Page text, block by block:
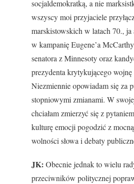
socjaldemokratką, a nie
wszyscy moi przyjaciele
marskistowskich w latach 70., ja
w kampanię Eugene’a
senatora z Minnesoty oraz
prezydenta krytykującego
Niezmiennie opowiadam się za
stopniowymi zmianami. W
chciałam zmierzyć się z
kulturę emocji pogodzić z
wolności słowa i debaty
JK: Obecnie jednak to wielu
przeciwników politycznej